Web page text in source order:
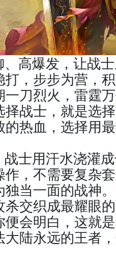
高爆发，让战
，步步为营，
刀烈火，雷霆
战士，就是选
热血，选择用
士用汗水浇灌
，不需要复杂
当一面的战神
交织成最耀眼
便会明白，这就
陆永远的王者